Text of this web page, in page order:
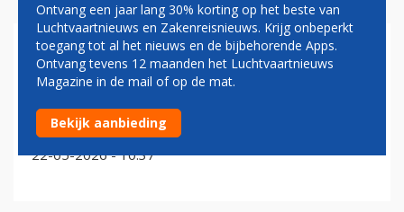
MARKTAANDEEL
Zuinige Airbus A321neo wint terrein op Schiphol:
vlootvernieuwing zet door
22-05-2026 - 10:37
Ontvang een jaar lang 30% korting op het beste van
Luchtvaartnieuws en Zakenreisnieuws. Krijg onbeperkt
toegang tot al het nieuws en de bijbehorende Apps.
Ontvang tevens 12 maanden het Luchtvaartnieuws
Magazine in de mail of op de mat.
Bekijk aanbieding